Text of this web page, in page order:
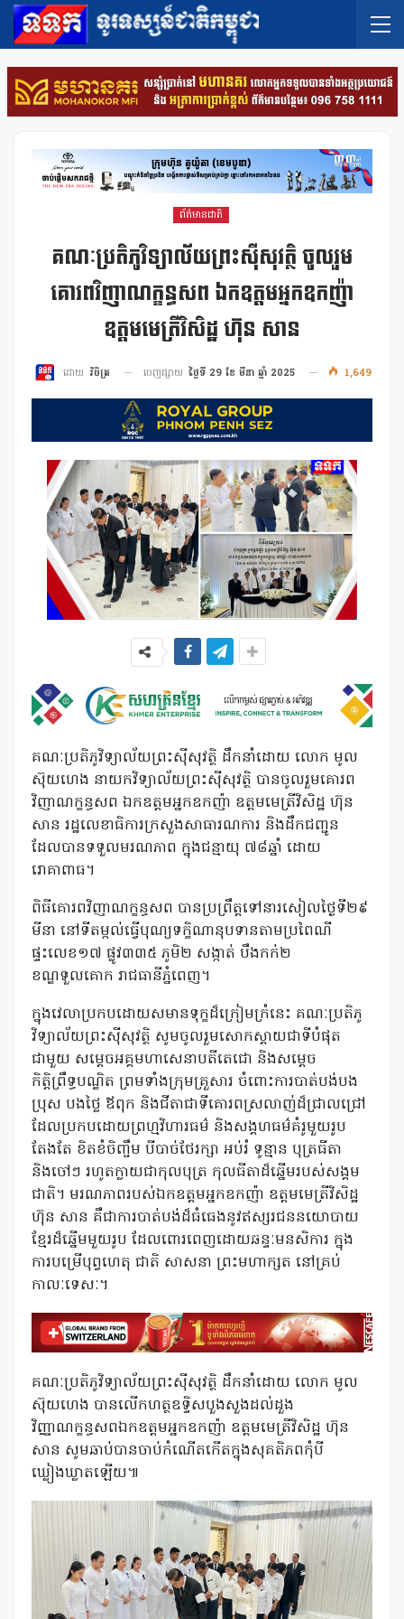
ព័ត៌មានជាតិ
គណៈប្រតិភូវិទ្យាល័យព្រះស៊ីសុវត្ថិ ចូលរួម
គោរពវិញាណក្ខន្ធសព ឯកឧត្តមអ្នកឧកញ៉ា
ឧត្តមមេត្រីវិសិដ្ឋ ហ៊ុន សាន
ដោយ វិចិត្រ ចេញផ្សាយ ថ្ងៃទី 29 ខែ មីនា ឆ្នាំ 2025 1,649
គណៈប្រតិភូវិទ្យាល័យព្រះស៊ីសុវត្ថិ ដឹកនាំដោយ លោក មូល
ស៊ុយហេង នាយកវិទ្យាល័យព្រះស៊ីសុវត្ថិ បានចូលរួមគោរព
វិញាណក្ខន្ធសព ឯកឧត្តមអ្នកឧកញ៉ា ឧត្តមមេត្រីវិសិដ្ឋ ហ៊ុន
សាន រដ្ឋលេខាធិការក្រសួងសាធារណការ និងដឹកជញ្ជូន
ដែលបានទទួលមរណភាព ក្នុងជន្មាយុ ៧៨ឆ្នាំ ដោយ
រោគាពាធ។
ពិធីគោរពវិញាណក្ខន្ធសព បានប្រព្រឹត្តទៅនារសៀលថ្ងៃទី២៩
មីនា នៅទីតម្កល់ធ្វើបុណ្យទក្ខិណានុបទានតាមប្រពៃណី
ផ្ទះលេខ១៧ ផ្លូវ៣៣៥ ភូមិ២ សង្កាត់ បឹងកក់២
ខណ្ឌទួលគោក រាជធានីភ្នំពេញ។
ក្នុងវេលាប្រកបដោយសមានទុក្ខដ៏ក្រៀមក្រំនេះ គណៈប្រតិភូ
វិទ្យាល័យព្រះស៊ីសុវត្ថិ សូមចូលរួមសោកស្តាយជាទីបំផុត
ជាមួយ សម្តេចអគ្គមហាសេនាបតីតេជោ និងសម្តេច
កិត្តិព្រឹទ្ធបណ្ឌិត ព្រមទាំងក្រុមគ្រួសារ ចំពោះការបាត់បង់បង
ប្រុស បងថ្លៃ ឪពុក និងជីតាជាទីគោរពស្រលាញ់ដ៏ជ្រាលជ្រៅ
ដែលប្រកបដោយព្រហ្មវិហារធម៌ និងសង្គហធម៌គំរូមួយរូប
តែងតែ ខិតខំចិញ្ចឹម បីបាច់ថែរក្សា អប់រំ ទូន្មាន បុត្រធីតា
និងចៅៗ រហូតក្លាយជាកុលបុត្រ កុលធីតាដ៏ឆ្នើមរបស់សង្គម
ជាតិ។ មរណភាពរបស់ឯកឧត្តមអ្នកឧកញ៉ា ឧត្ដមមេត្រីវិសិដ្ឋ
ហ៊ុន សាន គឹជាការបាត់បង់ដ៏ធំធេងនូវឥស្សរជននយោបាយ
ខ្មែរដ៏ឆ្នើមមួយរូប ដែលពោរពេញដោយឆន្ទៈមនសិការ ក្នុង
ការបម្រើបុព្វហេតុ ជាតិ សាសនា ព្រះមហាក្សត នៅគ្រប់
កាលៈទេសៈ។
គណៈប្រតិភូវិទ្យាល័យព្រះស៊ីសុវត្ថិ ដឹកនាំដោយ លោក មូល
ស៊ុយហេង បានលើកហត្ថឧទ្ទិសបួងសួងដល់ដួង
វិញ្ញាណក្ខន្ធសពឯកឧត្តមអ្នកឧកញ៉ា ឧត្តមមេត្រីវិសិដ្ឋ ហ៊ុន
សាន សូមឆាប់បានចាប់កំណើតកើតក្នុងសុគតិភពកុំបី
ឃ្លៀងឃ្លាតឡើយ៕